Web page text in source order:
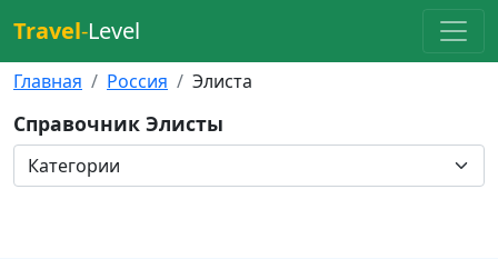
Travel-Level
Главная Россия Элиста
Справочник Элисты